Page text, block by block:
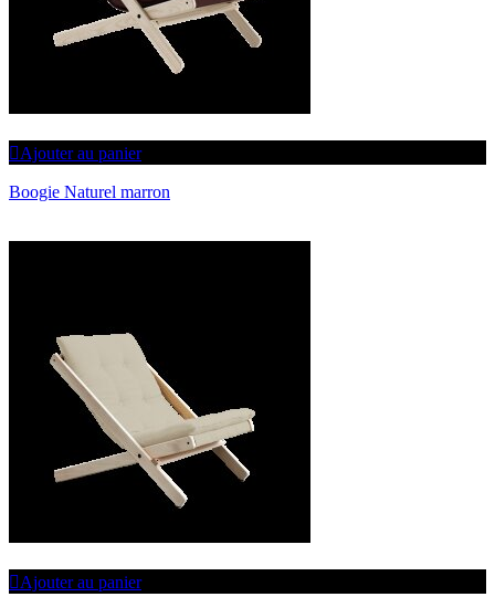
Ajouter au panier
Boogie Naturel marron
Ajouter au panier